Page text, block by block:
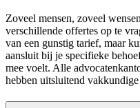
Zoveel mensen, zoveel
verschillende offertes op te
van een gunstig tarief, maar
aansluit bij je specifieke
mee voelt. Alle
hebben uitsluitend